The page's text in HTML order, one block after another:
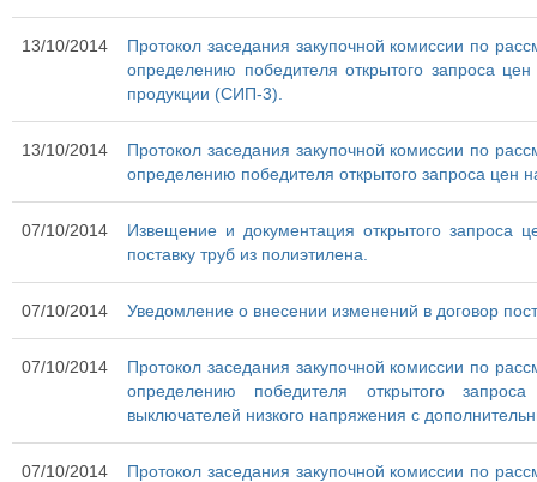
13/10/2014
Протокол заседания закупочной комиссии по
определению победителя открытого запроса
продукции (СИП-3).
13/10/2014
Протокол заседания закупочной комиссии по
определению победителя открытого запроса цен
07/10/2014
Извещение и документация открытого запроса
поставку труб из полиэтилена.
07/10/2014 Уведомление о внесении изменений в договор
07/10/2014
Протокол заседания закупочной комиссии по
определению победителя открытого
выключателей низкого напряжения с
07/10/2014
Протокол заседания закупочной комиссии по